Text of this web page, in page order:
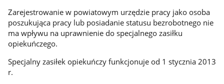
Zarejestrowanie w powiatowym urzędzie pracy jako osoba
poszukująca pracy lub posiadanie statusu bezrobotnego nie
ma wpływu na uprawnienie do specjalnego zasiłku
opiekuńczego.
Specjalny zasiłek opiekuńczy funkcjonuje od 1 stycznia 2013
r.